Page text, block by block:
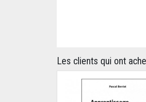
Les clients qui ont